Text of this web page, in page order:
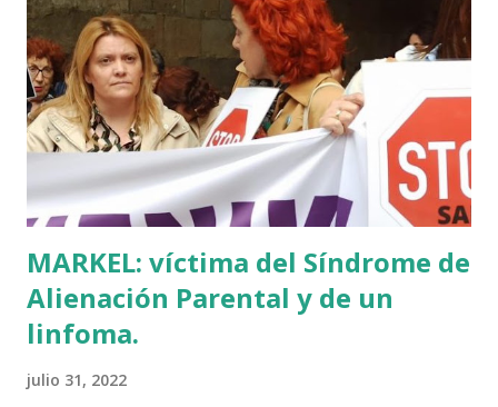
yo hacíamos risas ante la casualidad de las casualidades:
Euskadi era de nuevo pionera. Ibarretxe dormía entonces
en Ajuria Enea y no paraba de contar a tirios y troyanos que
Euskal Herria era un pueblo con 7.000 años de antigüedad.
Por fin llegaba la arqueología para confirmar sus teorías.
Tuvo que ser su consejera de Cultura y portavoz Miren
Azkarate ...
MARKEL: víctima del Síndrome de
Alienación Parental y de un
linfoma.
julio 31, 2022